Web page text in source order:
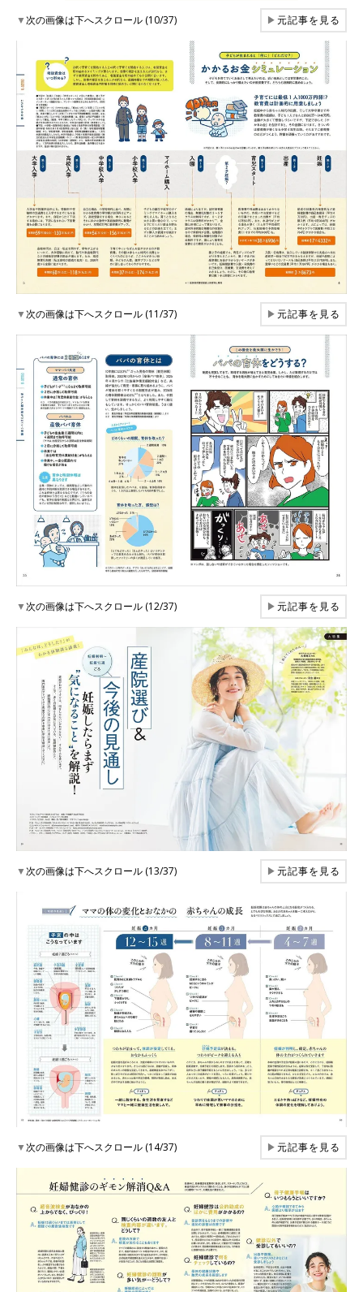
▼次の画像は下へスクロール (10/37) ▶元記事を見る
▼次の画像は下へスクロール (11/37) ▶元記事を見る
▼次の画像は下へスクロール (12/37) ▶元記事を見る
▼次の画像は下へスクロール (13/37) ▶元記事を見る
▼次の画像は下へスクロール (14/37) ▶元記事を見る